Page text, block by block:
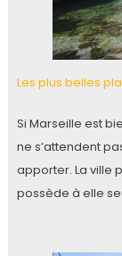
Les plus belles
Si Marseille est
ne s’attendent
apporter. La ville
possède à elle